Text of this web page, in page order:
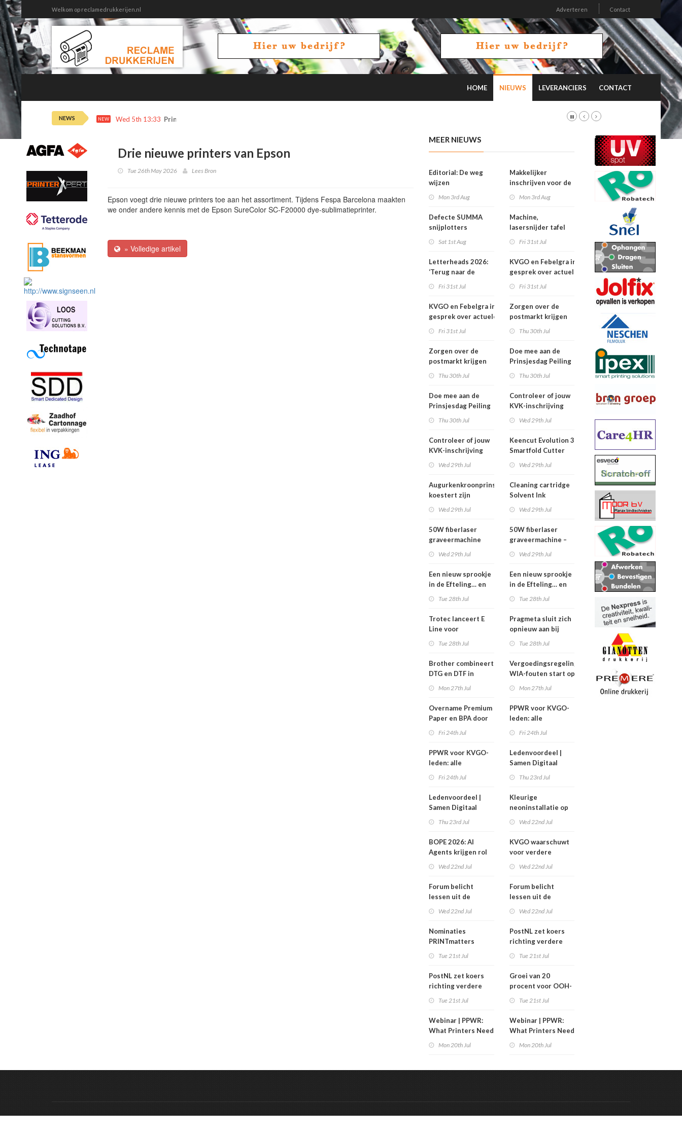
Welkom op reclamedrukkerijen.nl Adverteren Contact
HOME NIEUWS LEVERANCIERS CONTACT
NEWS NEW Wed 5th 13:33 Printertrends en meer
Drie nieuwe printers van Epson
Tue 26th May 2026 Lees Bron
Epson voegt drie nieuwe printers toe aan het assortiment. Tijdens Fespa Barcelona maakten
we onder andere kennis met de Epson SureColor SC-F20000 dye-sublimatieprinter.
» Volledige artikel
MEER NIEUWS
Editorial: De weg
wijzen
Mon 3rd Aug
Defecte SUMMA
snijplotters
Sat 1st Aug
Letterheads 2026:
‘Terug naar de
Fri 31st Jul
KVGO en Febelgra in
gesprek over actuele
Fri 31st Jul
Zorgen over de
postmarkt krijgen
Thu 30th Jul
Doe mee aan de
Prinsjesdag Peiling
Thu 30th Jul
Controleer of jouw
KVK-inschrijving
Wed 29th Jul
Augurkenkroonprins
koestert zijn
Wed 29th Jul
50W fiberlaser
graveermachine
Wed 29th Jul
Een nieuw sprookje
in de Efteling… en
Tue 28th Jul
Trotec lanceert E
Line voor
sign en display
Tue 28th Jul
Brother combineert
DTG en DTF in
Mon 27th Jul
Overname Premium
Paper en BPA door
Fri 24th Jul
PPWR voor KVGO-
leden: alle
webinar
overzichtelijk op
Fri 24th Jul
Ledenvoordeel |
Samen Digitaal
Thu 23rd Jul
BOPE 2026: AI
Agents krijgen rol
Wed 22nd Jul
Forum belicht
lessen uit de
carrièreswitches
Wed 22nd Jul
Nominaties
PRINTmatters
Tue 21st Jul
PostNL zet koers
richting verdere
en hun klanten
betalen de rekening
Tue 21st Jul
Webinar | PPWR:
What Printers Need
Mon 20th Jul
Makkelijker
inschrijven voor de
Mon 3rd Aug
Machine,
lasersnijder tafel
Fri 31st Jul
KVGO en Febelgra in
gesprek over actuele
Fri 31st Jul
Zorgen over de
postmarkt krijgen
Thu 30th Jul
Doe mee aan de
Prinsjesdag Peiling
Thu 30th Jul
Controleer of jouw
KVK-inschrijving
Wed 29th Jul
Keencut Evolution 3
Smartfold Cutter
Wed 29th Jul
Cleaning cartridge
Solvent Ink
Wed 29th Jul
50W fiberlaser
graveermachine –
Wed 29th Jul
Een nieuw sprookje
in de Efteling… en
Tue 28th Jul
Pragmeta sluit zich
opnieuw aan bij
Tue 28th Jul
Vergoedingsregeling
WIA-fouten start op
Mon 27th Jul
PPWR voor KVGO-
leden: alle
webinar
overzichtelijk op
Fri 24th Jul
Ledenvoordeel |
Samen Digitaal
Thu 23rd Jul
Kleurige
neoninstallatie op
Wed 22nd Jul
KVGO waarschuwt
voor verdere
Wed 22nd Jul
Forum belicht
lessen uit de
carrièreswitches
Wed 22nd Jul
PostNL zet koers
richting verdere
en hun klanten
betalen de rekening
Tue 21st Jul
Groei van 20
procent voor OOH-
Tue 21st Jul
Webinar | PPWR:
What Printers Need
Mon 20th Jul